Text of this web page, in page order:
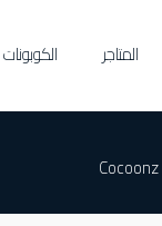
المتاجر الكوبونات